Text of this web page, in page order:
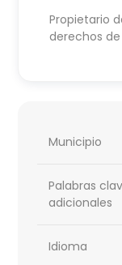
Propietario
derechos
Municipio
Palabras
adicionales
Idioma